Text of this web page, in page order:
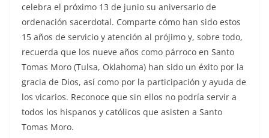
celebra el próximo 13 de junio su aniversario de
ordenación sacerdotal. Comparte cómo han sido estos
15 años de servicio y atención al prójimo y, sobre todo,
recuerda que los nueve años como párroco en Santo
Tomas Moro (Tulsa, Oklahoma) han sido un éxito por la
gracia de Dios, así como por la participación y ayuda de
los vicarios. Reconoce que sin ellos no podría servir a
todos los hispanos y católicos que asisten a Santo
Tomas Moro.